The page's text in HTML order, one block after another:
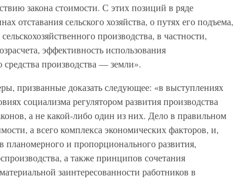
закона стоимости. С этих позиций в ряде
отставания сельского хозяйства, о путях его подъема,
производства, в частности,
эффективность использования
производства — земли».
призванные доказать следующее: «в выступлениях
социализма регулятором развития производства
а не какой-либо один из них. Дело в правильном
а всего комплекса экономических факторов, и,
планомерного и пропорционального развития,
а также принципов сочетания
заинтересованности работников в